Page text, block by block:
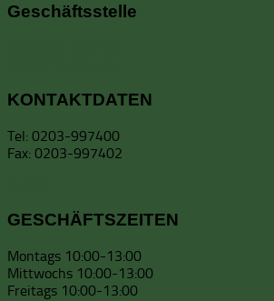
Geschäftsstelle
KONTAKTDATEN
Tel: 0203-997400
Fax: 0203-997402
GESCHÄFTSZEITEN
Montags 10:00-13:00
Mittwochs 10:00-13:00
Freitags 10:00-13:00